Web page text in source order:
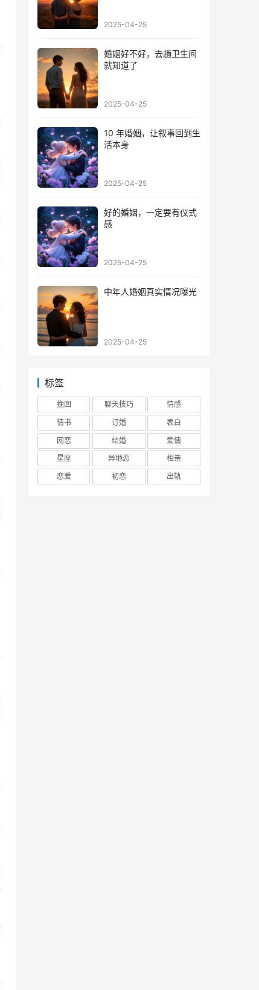
2025-04-25
婚姻好不好，去趟卫生间
就知道了
2025-04-25
10 年婚姻，让叙事回到生
活本身
2025-04-25
好的婚姻，一定要有仪式
感
2025-04-25
中年人婚姻真实情况曝光
2025-04-25
标签
挽回 聊天技巧
情感
情书
订婚
表白
网恋
结婚
爱情
星座
异地恋
相亲
恋爱
初恋 出轨